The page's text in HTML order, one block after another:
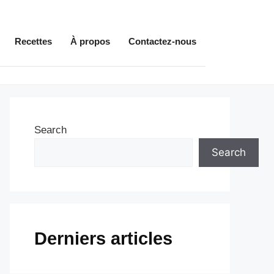
Recettes À propos Contactez-nous
Search
Search
Derniers articles